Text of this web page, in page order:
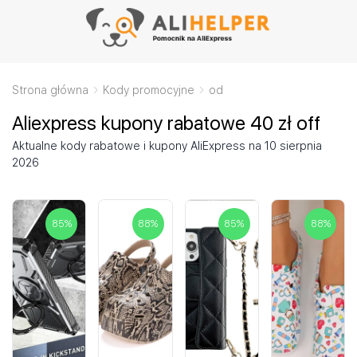
Strona główna Kody promocyjne od
Aliexpress kupony rabatowe 40 zł off
Aktualne kody rabatowe i kupony AliExpress na 10 sierpnia
2026
85% 88% 85% 88%